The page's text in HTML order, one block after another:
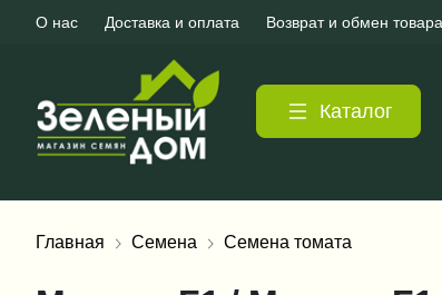
О нас Доставка и оплата Возврат и обмен товара
Каталог
Главная Семена Семена томата